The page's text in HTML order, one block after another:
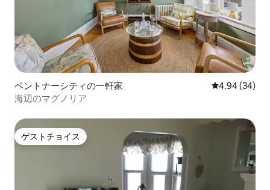
ベントナーシティの一軒家 レビュー34
4.94 (34)
海辺のマグノリア
ゲストチョイス
ゲストチョイス